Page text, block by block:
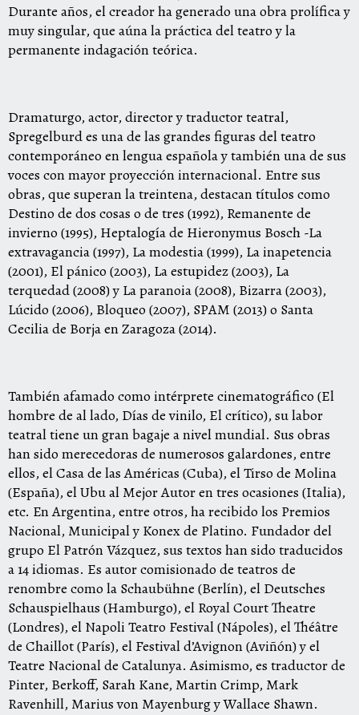
Durante años, el creador ha generado una obra prolífica y
muy singular, que aúna la práctica del teatro y la
permanente indagación teórica.
Dramaturgo, actor, director y traductor teatral,
Spregelburd es una de las grandes figuras del teatro
contemporáneo en lengua española y también una de sus
voces con mayor proyección internacional. Entre sus
obras, que superan la treintena, destacan títulos como
Destino de dos cosas o de tres (1992), Remanente de
invierno (1995), Heptalogía de Hieronymus Bosch -La
extravagancia (1997), La modestia (1999), La inapetencia
(2001), El pánico (2003), La estupidez (2003), La
terquedad (2008) y La paranoia (2008), Bizarra (2003),
Lúcido (2006), Bloqueo (2007), SPAM (2013) o Santa
Cecilia de Borja en Zaragoza (2014).
También afamado como intérprete cinematográfico (El
hombre de al lado, Días de vinilo, El crítico), su labor
teatral tiene un gran bagaje a nivel mundial. Sus obras
han sido merecedoras de numerosos galardones, entre
ellos, el Casa de las Américas (Cuba), el Tirso de Molina
(España), el Ubu al Mejor Autor en tres ocasiones (Italia),
etc. En Argentina, entre otros, ha recibido los Premios
Nacional, Municipal y Konex de Platino. Fundador del
grupo El Patrón Vázquez, sus textos han sido traducidos
a 14 idiomas. Es autor comisionado de teatros de
renombre como la Schaubühne (Berlín), el Deutsches
Schauspielhaus (Hamburgo), el Royal Court Theatre
(Londres), el Napoli Teatro Festival (Nápoles), el Théâtre
de Chaillot (París), el Festival d’Avignon (Aviñón) y el
Teatre Nacional de Catalunya. Asimismo, es traductor de
Pinter, Berkoff, Sarah Kane, Martin Crimp, Mark
Ravenhill, Marius von Mayenburg y Wallace Shawn.